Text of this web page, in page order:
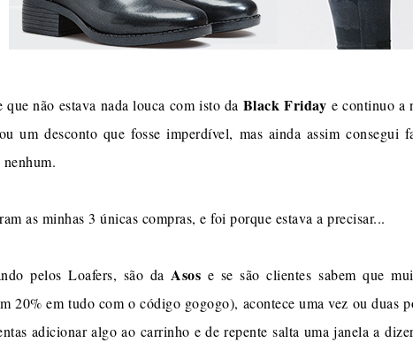
que não estava nada louca com isto da Black Friday e continuo a
um desconto que fosse imperdível, mas ainda assim
as minhas 3 únicas compras, e foi porque estava a precisar...
pelos Loafers, são da Asos e se são clientes sabem que
20% em tudo com o código gogogo), acontece uma vez ou duas
adicionar algo ao carrinho e de repente salta uma janela a